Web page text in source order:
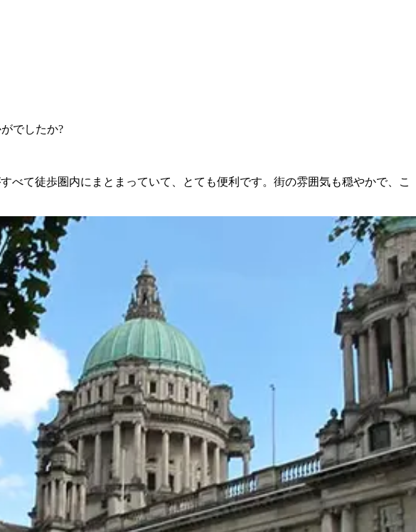
でしたか?
て徒歩圏内にまとまっていて、とても便利です。街の雰囲気も穏やかで、こ